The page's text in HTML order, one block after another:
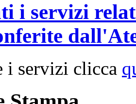
i servizi
i servizi clicca